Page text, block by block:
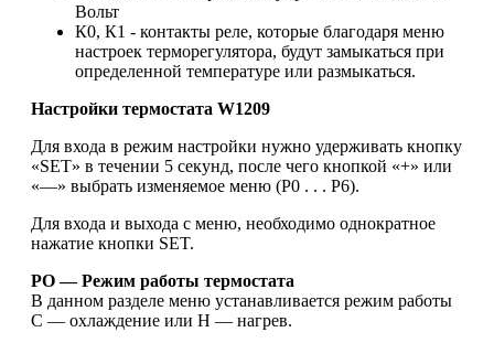
Вольт
К0, К1 - контакты реле, которые благодаря меню
настроек терморегулятора, будут замыкаться при
определенной температуре или размыкаться.
Настройки термостата W1209
Для входа в режим настройки нужно удерживать кнопку
«SET» в течении 5 секунд, после чего кнопкой «+» или
«—» выбрать изменяемое меню (P0 . . . P6).
Для входа и выхода с меню, необходимо однократное
нажатие кнопки SET.
PO — Режим работы термостата
В данном разделе меню устанавливается режим работы
С — охлаждение или H — нагрев.